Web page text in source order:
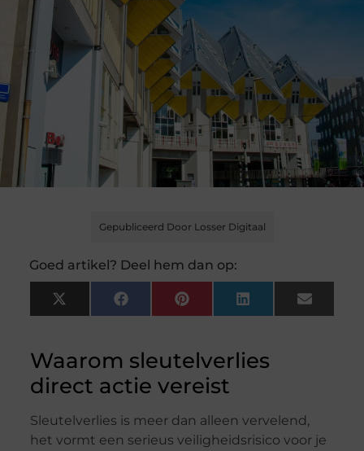
Gepubliceerd Door Losser Digitaal
Goed artikel? Deel hem dan op:
X
(Twitter)
FacebookPinterest LinkedIn Email
Waarom sleutelverlies
direct actie vereist
Sleutelverlies is meer dan alleen vervelend,
het vormt een serieus veiligheidsrisico voor je